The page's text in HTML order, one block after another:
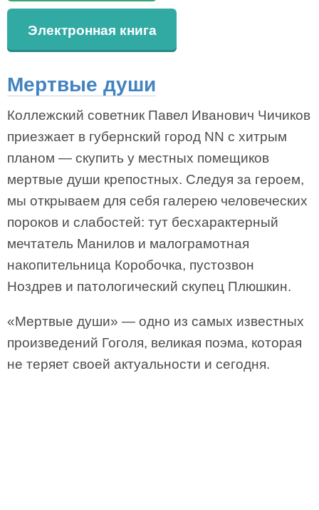
Электронная книга
Мертвые души
Коллежский советник Павел Иванович Чичиков
приезжает в губернский город NN с хитрым
планом — скупить у местных помещиков
мертвые души крепостных. Следуя за героем,
мы открываем для себя галерею человеческих
пороков и слабостей: тут бесхарактерный
мечтатель Манилов и малограмотная
накопительница Коробочка, пустозвон
Ноздрев и патологический скупец Плюшкин.
«Мертвые души» — одно из самых известных
произведений Гоголя, великая поэма, которая
не теряет своей актуальности и сегодня.